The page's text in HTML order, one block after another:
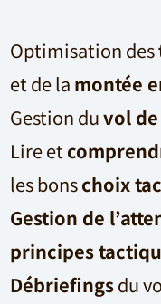
Optimisation des
et de la montée
Gestion duvol
Lire et
les bonschoix
Gestion de
principes
Débriefingsdu